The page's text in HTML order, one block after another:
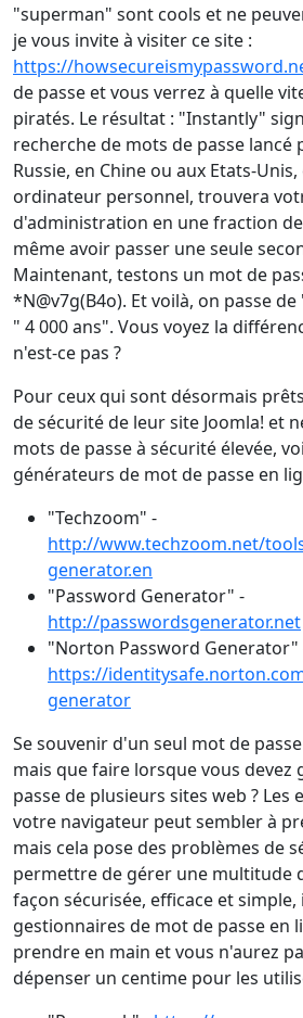
"superman" sont cools et ne
je vous invite à visiter ce site :
https://
de passe et vous verrez à quelle
piratés. Le résultat : "Instantly"
recherche de mots de passe lancé
Russie, en Chine ou aux Etats-
ordinateur personnel, trouvera
d'administration en une fraction
même avoir passer une seule
Maintenant, testons un mot de
*N@v7g(B4o). Et voilà, on passe
" 4 000 ans". Vous voyez la
n'est-ce pas ?
Pour ceux qui sont désormais
de sécurité de leur site Joomla! et
mots de passe à sécurité élevée,
générateurs de mot de passe en
"Techzoom" -
http://www.techzoom.net/
generator.en
"Password Generator" -
http://passwordsgenerator.net
"Norton Password Generator"
https://
generator
Se souvenir d'un seul mot de
mais que faire lorsque vous devez
passe de plusieurs sites web ? Les
votre navigateur peut sembler à
mais cela pose des problèmes de
permettre de gérer une multitude
façon sécurisée, efficace et simple,
gestionnaires de mot de passe en
prendre en main et vous n'aurez
dépenser un centime pour les